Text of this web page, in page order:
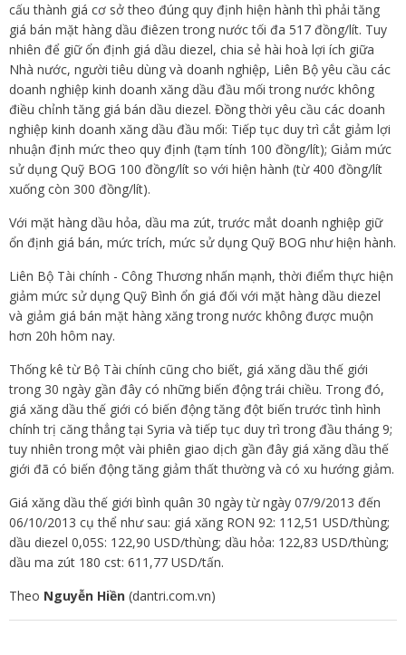
cấu thành giá cơ sở theo đúng quy định hiện hành thì phải tăng
giá bán mặt hàng dầu điêzen trong nước tối đa 517 đồng/lít. Tuy
nhiên để giữ ổn định giá dầu diezel, chia sẻ hài hoà lợi ích giữa
Nhà nước, người tiêu dùng và doanh nghiệp, Liên Bộ yêu cầu các
doanh nghiệp kinh doanh xăng dầu đầu mối trong nước không
điều chỉnh tăng giá bán dầu diezel. Đồng thời yêu cầu các doanh
nghiệp kinh doanh xăng dầu đầu mối: Tiếp tục duy trì cắt giảm lợi
nhuận định mức theo quy định (tạm tính 100 đồng/lít); Giảm mức
sử dụng Quỹ BOG 100 đồng/lít so với hiện hành (từ 400 đồng/lít
xuống còn 300 đồng/lít).
Với mặt hàng dầu hỏa, dầu ma zút, trước mắt doanh nghiệp giữ
ổn định giá bán, mức trích, mức sử dụng Quỹ BOG như hiện hành.
Liên Bộ Tài chính - Công Thương nhấn mạnh, thời điểm thực hiện
giảm mức sử dụng Quỹ Bình ổn giá đối với mặt hàng dầu diezel
và giảm giá bán mặt hàng xăng trong nước không được muộn
hơn 20h hôm nay.
Thống kê từ Bộ Tài chính cũng cho biết, giá xăng dầu thế giới
trong 30 ngày gần đây có những biến động trái chiều. Trong đó,
giá xăng dầu thế giới có biến động tăng đột biến trước tình hình
chính trị căng thẳng tại Syria và tiếp tục duy trì trong đầu tháng 9;
tuy nhiên trong một vài phiên giao dịch gần đây giá xăng dầu thế
giới đã có biến động tăng giảm thất thường và có xu hướng giảm.
Giá xăng dầu thế giới bình quân 30 ngày từ ngày 07/9/2013 đến
06/10/2013 cụ thể như sau: giá xăng RON 92: 112,51 USD/thùng;
dầu diezel 0,05S: 122,90 USD/thùng; dầu hỏa: 122,83 USD/thùng;
dầu ma zút 180 cst: 611,77 USD/tấn.
Theo Nguyễn Hiền (dantri.com.vn)